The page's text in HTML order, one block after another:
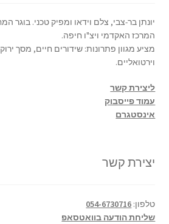
יונתן בר-צבי, צלם וידאו ומפיק טכני. בוגר
המרכז האקדמי ויצ"ו חיפה.
מציע מגוון פתרונות: שידורים חיים, מסך
וירטואליים.
ליצירת קשר
עמוד פייסבוק
אינסטגרם
יצירת קשר
טלפון: 054-6730716
שליחת הודעה בוואטסאפ